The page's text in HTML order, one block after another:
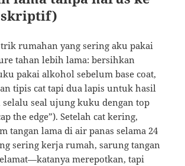
trik rumahan yang sering aku pakai
tahan lebih lama: bersihkan
pakai alkohol sebelum base coat,
tipis cat tapi dua lapis untuk hasil
selalu seal ujung kuku dengan top
the edge”). Setelah cat kering,
tangan lama di air panas selama 24
sering kerja rumah, sarung tangan
merepotkan, tapi